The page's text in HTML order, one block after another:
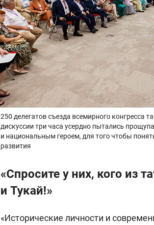
250 делегатов съезда всемирного конгресса
дискуссии три часа усердно пытались
и национальным героем, для того чтобы
развития
«Спросите у них, кого из
и Тукай!»
«Исторические личности и